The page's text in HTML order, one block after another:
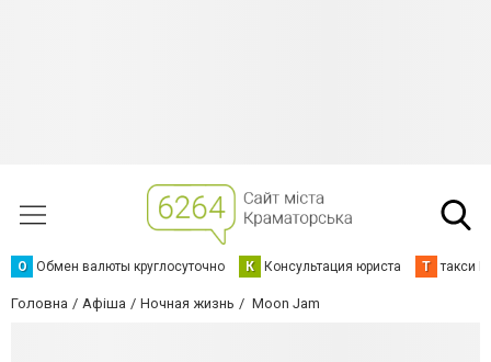
О Обмен валюты круглосуточно К Консультация юриста Т такси
Головна Афіша Ночная жизнь Moon Jam